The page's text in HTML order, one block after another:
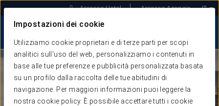
Impostazioni dei cookie
Utilizziamo cookie proprietari e di terze parti per scopi
analitici sull'uso del web, personalizziamo i contenuti in
base alle tue preferenze e pubblicità personalizzata basata
su un profilo dalla raccolta delle tue abitudini di
navigazione. Per maggiori informazioni puoi leggere la
nostra cookie policy. È possibile accettare tutti i cookie
Accesso Hotel Accesso Agenzie IT